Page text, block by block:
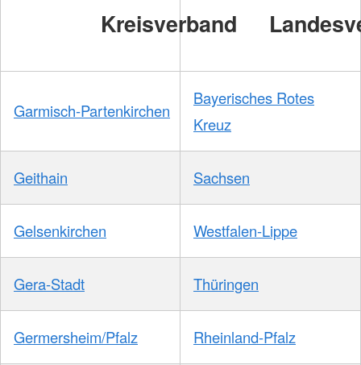
Kreisverband
Garmisch-Partenkirchen
Bayerisches Rotes
Kreuz
Geithain Sachsen
Gelsenkirchen Westfalen-Lippe
Gera-Stadt Thüringen
Germersheim/Pfalz Rheinland-Pfalz